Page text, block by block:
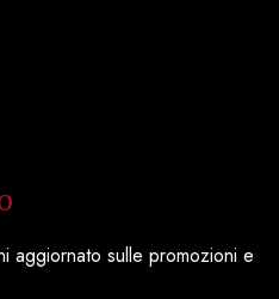
aggiornato sulle promozioni e